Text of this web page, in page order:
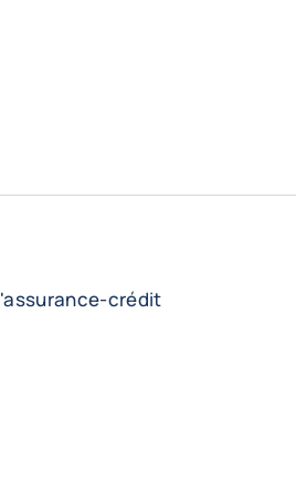
crédit